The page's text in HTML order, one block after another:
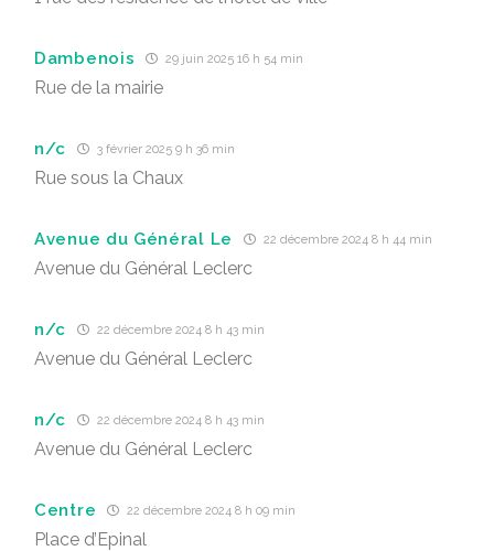
Dambenois 29 juin 2025 16 h 54 min
Rue de la mairie
n/c 3 février 2025 9 h 36 min
Rue sous la Chaux
Avenue du Général Le 22 décembre 2024 8 h 44 min
Avenue du Général Leclerc
n/c 22 décembre 2024 8 h 43 min
Avenue du Général Leclerc
n/c 22 décembre 2024 8 h 43 min
Avenue du Général Leclerc
Centre 22 décembre 2024 8 h 09 min
Place d’Epinal